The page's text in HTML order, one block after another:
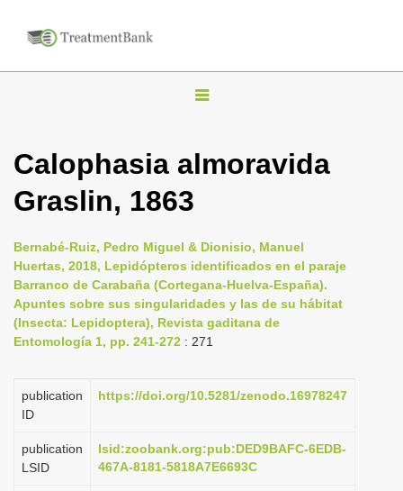
T
g
n
a
v
i
g
t
o
n
Calophasia almoravida
Graslin, 1863
Bernabé-Ruiz, Pedro Miguel & Dionisio, Manuel
Huertas, 2018, Lepidópteros identificados en el paraje
Barranco de Carabaña (Cortegana-Huelva-España).
Apuntes sobre sus singularidades y las de su hábitat
(Insecta: Lepidoptera), Revista gaditana de
Entomología 1, pp. 241-272 : 271
publication
ID
https://doi.org/10.5281/zenodo.16978247
publication
LSID
lsid:zoobank.org:pub:DED9BAFC-6EDB-
467A-8181-5818A7E6693C